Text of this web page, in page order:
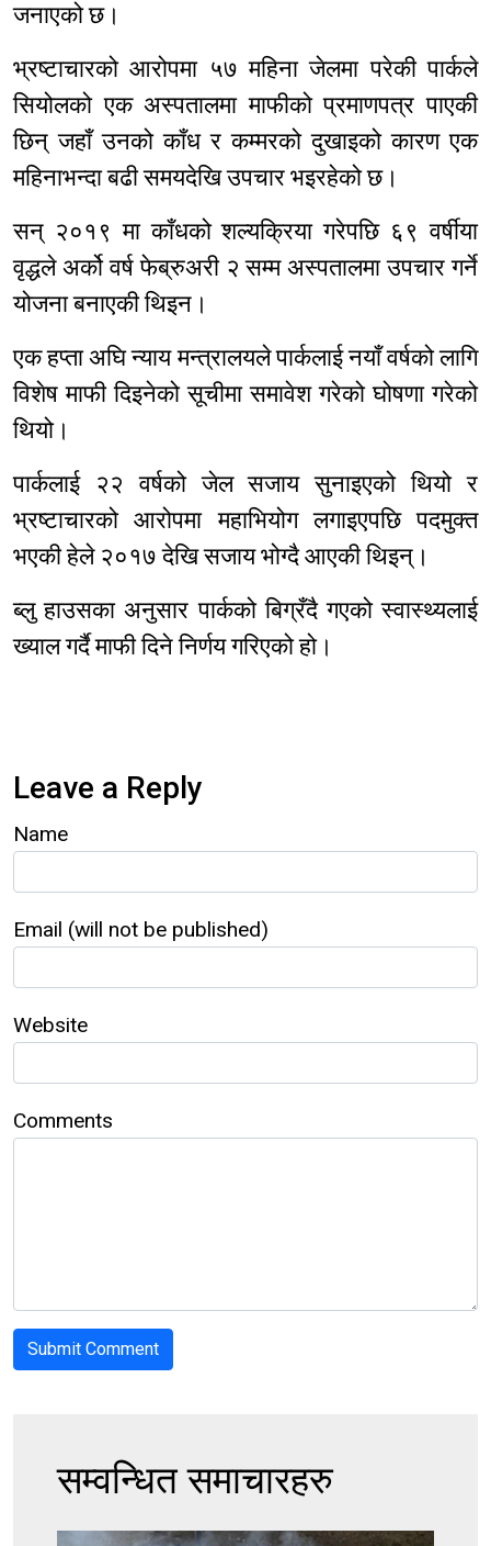
जनाएको छ।
भ्रष्टाचारको आरोपमा ५७ महिना जेलमा परेकी पार्कले
सियोलको एक अस्पतालमा माफीको प्रमाणपत्र पाएकी
छिन् जहाँ उनको काँध र कम्मरको दुखाइको कारण एक
महिनाभन्दा बढी समयदेखि उपचार भइरहेको छ।
सन् २०१९ मा काँधको शल्यक्रिया गरेपछि ६९ वर्षीया
वृद्धले अर्को वर्ष फेब्रुअरी २ सम्म अस्पतालमा उपचार गर्ने
योजना बनाएकी थिइन।
एक हप्ता अघि न्याय मन्त्रालयले पार्कलाई नयाँ वर्षको लागि
विशेष माफी दिइनेको सूचीमा समावेश गरेको घोषणा गरेको
थियो।
पार्कलाई २२ वर्षको जेल सजाय सुनाइएको थियो र
भ्रष्टाचारको आरोपमा महाभियोग लगाइएपछि पदमुक्त
भएकी हेले २०१७ देखि सजाय भोग्दै आएकी थिइन्।
ब्लु हाउसका अनुसार पार्कको बिग्रँदै गएको स्वास्थ्यलाई
ख्याल गर्दै माफी दिने निर्णय गरिएको हो।
Leave a Reply
Name
Email (will not be published)
Website
Comments
सम्वन्धित समाचारहरु